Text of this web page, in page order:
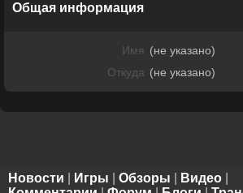
Общая информация
Имя (не указано)
Откуда (не указано)
Новости Игры Обзоры Видео